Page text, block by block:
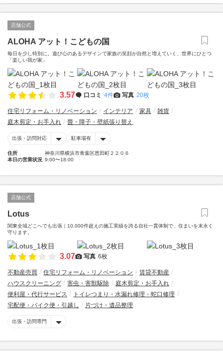
店舗公式
ALOHA アット！こどもの国
毎日を少し特別に。遊び心のあるデザインで家族の笑顔が自然と増えていく、世界にひとつ
「楽しい我が家」
3.57 口コミ 4件 写真 20枚
住宅リフォーム・リノベーション インテリア 家具
雑貨
庭木剪定・お手入れ
畳・障子・壁紙張り替え
出張・訪問対応 駐車場有
住所
神奈川県横浜市青葉区恩田町２２０６
本日の営業状況 9:00〜18:00
店舗公式
Lotus
関東全域どこへでも出張｜10,000件超えの施工実績を誇る自社一貫体制で、住まいを末永く
守ります。
3.07 写真 6枚
不動産売買 住宅リフォーム・リノベーション
賃貸不動産
ハウスクリーニング
害虫・害獣駆除
庭木剪定・お手入れ
便利屋・代行サービス
トイレつまり・水漏れ修理・蛇口修理
宅配便・バイク便・引越し
片づけ・遺品整理
出張・訪問専門